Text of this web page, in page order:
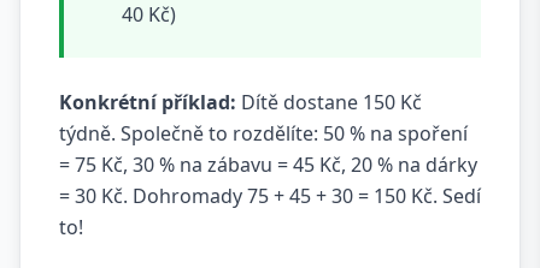
40 Kč)
Konkrétní příklad: Dítě dostane 150 Kč
týdně. Společně to rozdělíte: 50 % na spoření
= 75 Kč, 30 % na zábavu = 45 Kč, 20 % na dárky
= 30 Kč. Dohromady 75 + 45 + 30 = 150 Kč. Sedí
to!